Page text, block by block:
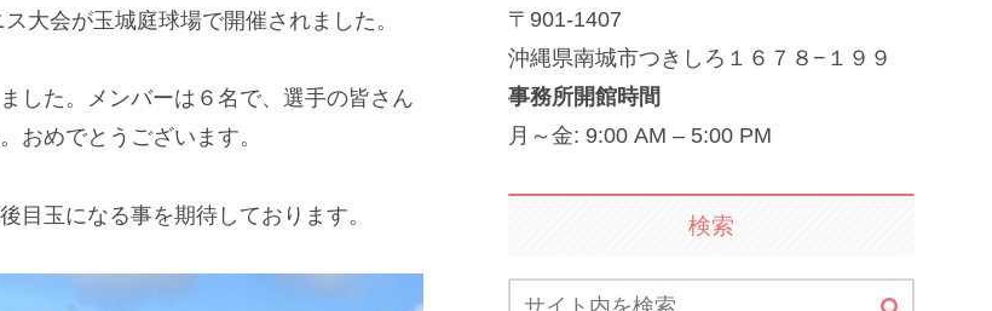
大会が玉城庭球場で開催されました。
した。メンバーは６名で、選手の皆さん
おめでとうございます。
目玉になる事を期待しております。
〒901-1407
沖縄県南城市つきしろ１６７８−１９９
事務所開館時間
月～金: 9:00 AM – 5:00 PM
検索